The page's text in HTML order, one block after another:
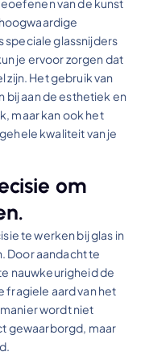
van de kunst
speciale glassnijders
je ervoor zorgen dat
zijn. Het gebruik van
bij aan de esthetiek en
maar kan ook het
kwaliteit van je
om
te werken bij glas in
Door aandacht te
nauwkeurigheid de
fragiele aard van het
wordt niet
gewaarborgd, maar